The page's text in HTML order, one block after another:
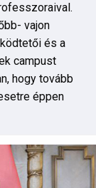
vajon
és a
campust
hogy tovább
éppen